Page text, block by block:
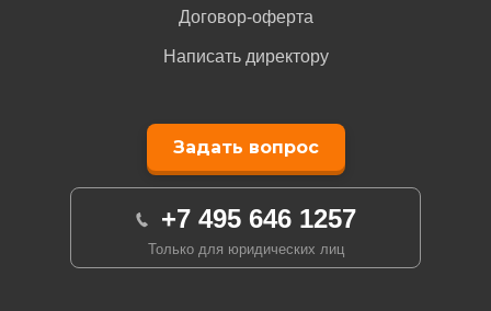
Договор-оферта
Написать директору
Задать вопрос
+7 495 646 1257
Только для юридических лиц